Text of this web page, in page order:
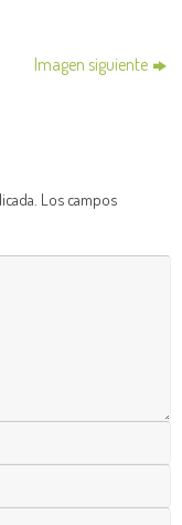
Imagen siguiente
Los campos